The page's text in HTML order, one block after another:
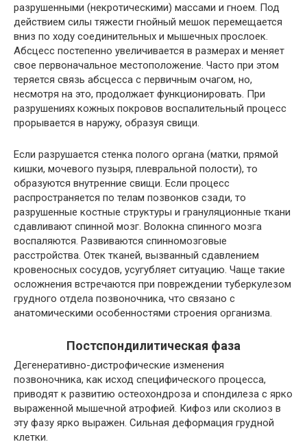
разрушенными (некротическими) массами и гноем. Под
действием силы тяжести гнойный мешок перемещается
вниз по ходу соединительных и мышечных прослоек.
Абсцесс постепенно увеличивается в размерах и меняет
свое первоначальное местоположение. Часто при этом
теряется связь абсцесса с первичным очагом, но,
несмотря на это, продолжает функционировать. При
разрушениях кожных покровов воспалительный процесс
прорывается в наружу, образуя свищи.
Если разрушается стенка полого органа (матки, прямой
кишки, мочевого пузыря, плевральной полости), то
образуются внутренние свищи. Если процесс
распространяется по телам позвонков сзади, то
разрушенные костные структуры и грануляционные ткани
сдавливают спинной мозг. Волокна спинного мозга
воспаляются. Развиваются спинномозговые
расстройства. Отек тканей, вызванный сдавлением
кровеносных сосудов, усугубляет ситуацию. Чаще такие
осложнения встречаются при повреждении туберкулезом
грудного отдела позвоночника, что связано с
анатомическими особенностями строения организма.
Постспондилитическая фаза
Дегенеративно-дистрофические изменения
позвоночника, как исход специфического процесса,
приводят к развитию остеохондроза и спондилеза с ярко
выраженной мышечной атрофией. Кифоз или сколиоз в
эту фазу ярко выражен. Сильная деформация грудной
клетки.